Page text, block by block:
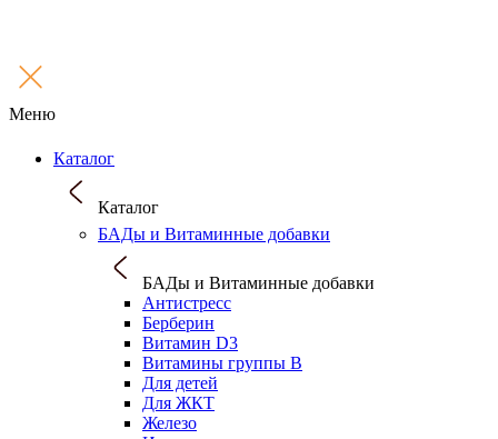
Меню
Каталог
Каталог
БАДы и Витаминные добавки
БАДы и Витаминные добавки
Антистресс
Берберин
Витамин D3
Витамины группы B
Для детей
Для ЖКТ
Железо